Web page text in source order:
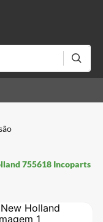
755618 Incoparts